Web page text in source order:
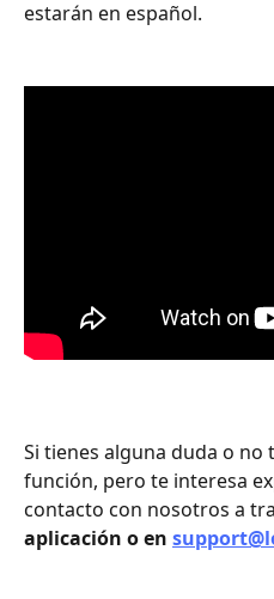
estarán en español.
Si tienes alguna duda o no
función, pero te interesa
contacto con nosotros a
aplicación o en